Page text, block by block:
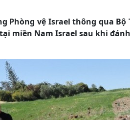
Phòng vệ Israel thông qua
miền Nam Israel sau khi